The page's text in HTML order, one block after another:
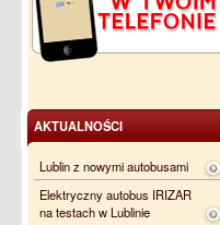
AKTUALNOŚCI
Lublin z nowymi autobusami
Elektryczny autobus IRIZAR
na testach w Lublinie